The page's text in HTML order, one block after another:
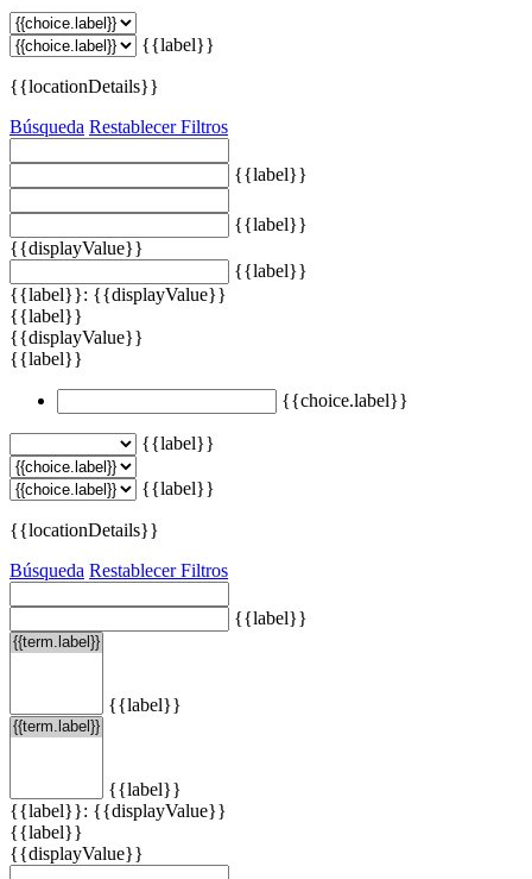
{{label}}
{{locationDetails}}
Búsqueda Restablecer Filtros
{{label}}
{{label}}
{{displayValue}}
{{label}}
{{label}}: {{displayValue}}
{{label}}
{{displayValue}}
{{label}}
{{choice.label}}
{{label}}
{{label}}
{{locationDetails}}
Búsqueda Restablecer Filtros
{{label}}
{{label}}
{{label}}
{{label}}: {{displayValue}}
{{label}}
{{displayValue}}